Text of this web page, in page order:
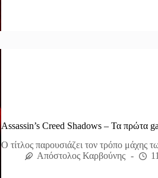
Assassin’s Creed Shadows – Τα πρώτα
Ο τίτλος παρουσιάζει τον τρόπο μάχης
Απόστολος Καρβούνης